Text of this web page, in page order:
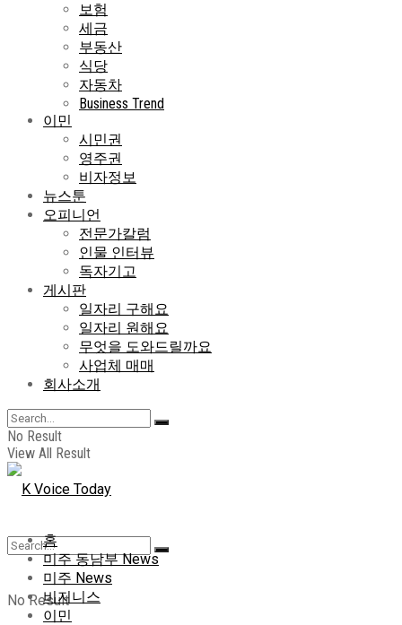
보험
세금
부동산
식당
자동차
Business Trend
이민
시민권
영주권
비자정보
뉴스툰
오피니언
전문가칼럼
인물 인터뷰
독자기고
게시판
일자리 구해요
일자리 원해요
무엇을 도와드릴까요
사업체 매매
회사소개
No Result
View All Result
No Result
홈
미주 동남부 News
미주 News
비지니스
이민